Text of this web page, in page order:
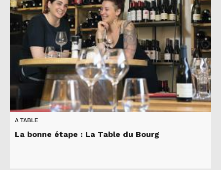
A TABLE
La bonne étape : La Table du Bourg